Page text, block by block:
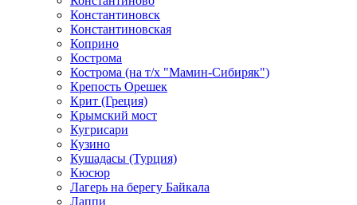
Константиновск
Константиновская
Коприно
Кострома
Кострома (на т/х "Мамин-Сибиряк")
Крепость Орешек
Крит (Греция)
Крымский мост
Кугрисари
Кузино
Кушадасы (Турция)
Кюсюр
Лагерь на берегу Байкала
Лаппи